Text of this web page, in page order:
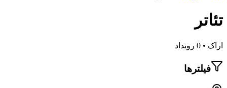
تئاتر
اراک • 0 رویداد
فیلترها